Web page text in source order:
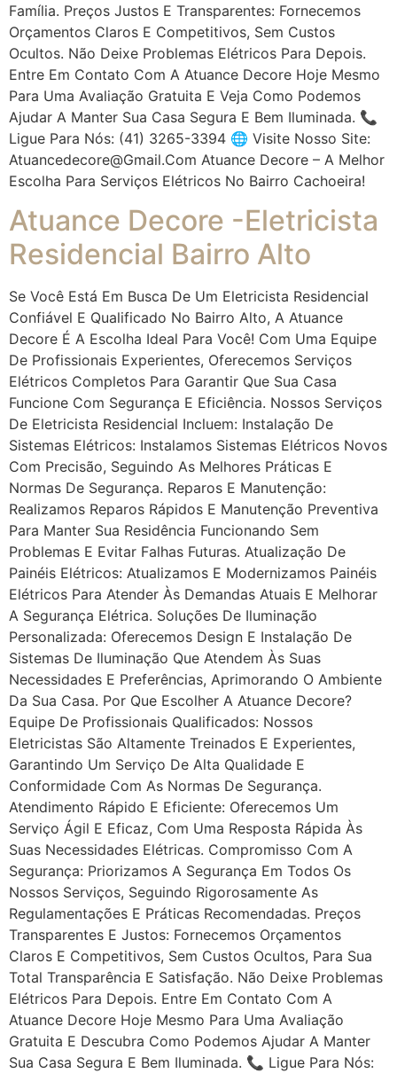
Família. Preços Justos E Transparentes: Fornecemos
Orçamentos Claros E Competitivos, Sem Custos
Ocultos. Não Deixe Problemas Elétricos Para Depois.
Entre Em Contato Com A Atuance Decore Hoje Mesmo
Para Uma Avaliação Gratuita E Veja Como Podemos
Ajudar A Manter Sua Casa Segura E Bem Iluminada. 📞
Ligue Para Nós: (41) 3265-3394 🌐 Visite Nosso Site:
Atuancedecore@gmail.com Atuance Decore – A Melhor
Escolha Para Serviços Elétricos No Bairro Cachoeira!
Atuance Decore -Eletricista
Residencial Bairro Alto
Se Você Está Em Busca De Um Eletricista Residencial
Confiável E Qualificado No Bairro Alto, A Atuance
Decore É A Escolha Ideal Para Você! Com Uma Equipe
De Profissionais Experientes, Oferecemos Serviços
Elétricos Completos Para Garantir Que Sua Casa
Funcione Com Segurança E Eficiência. Nossos Serviços
De Eletricista Residencial Incluem: Instalação De
Sistemas Elétricos: Instalamos Sistemas Elétricos Novos
Com Precisão, Seguindo As Melhores Práticas E
Normas De Segurança. Reparos E Manutenção:
Realizamos Reparos Rápidos E Manutenção Preventiva
Para Manter Sua Residência Funcionando Sem
Problemas E Evitar Falhas Futuras. Atualização De
Painéis Elétricos: Atualizamos E Modernizamos Painéis
Elétricos Para Atender Às Demandas Atuais E Melhorar
A Segurança Elétrica. Soluções De Iluminação
Personalizada: Oferecemos Design E Instalação De
Sistemas De Iluminação Que Atendem Às Suas
Necessidades E Preferências, Aprimorando O Ambiente
Da Sua Casa. Por Que Escolher A Atuance Decore?
Equipe De Profissionais Qualificados: Nossos
Eletricistas São Altamente Treinados E Experientes,
Garantindo Um Serviço De Alta Qualidade E
Conformidade Com As Normas De Segurança.
Atendimento Rápido E Eficiente: Oferecemos Um
Serviço Ágil E Eficaz, Com Uma Resposta Rápida Às
Suas Necessidades Elétricas. Compromisso Com A
Segurança: Priorizamos A Segurança Em Todos Os
Nossos Serviços, Seguindo Rigorosamente As
Regulamentações E Práticas Recomendadas. Preços
Transparentes E Justos: Fornecemos Orçamentos
Claros E Competitivos, Sem Custos Ocultos, Para Sua
Total Transparência E Satisfação. Não Deixe Problemas
Elétricos Para Depois. Entre Em Contato Com A
Atuance Decore Hoje Mesmo Para Uma Avaliação
Gratuita E Descubra Como Podemos Ajudar A Manter
Sua Casa Segura E Bem Iluminada. 📞 Ligue Para Nós: